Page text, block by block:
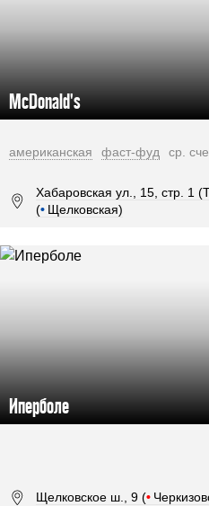
McDonald's
американская фаст-фуд ср.
Хабаровская ул., 15, стр. 1
(• Щелковская)
Иперболе
Щелковское ш., 9 (•